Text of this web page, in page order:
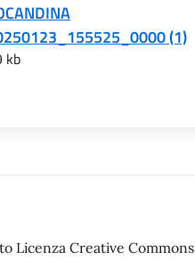
(1)
kb
Licenza Creative Commons